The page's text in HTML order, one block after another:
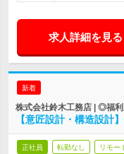
求人詳細を見る
新着
株式会社鈴木工務店 | ◎福
【意匠設計・構造設計
正社員 転勤なし リモー